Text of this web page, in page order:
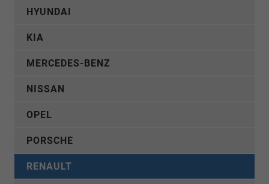
HYUNDAI
KIA
MERCEDES-BENZ
NISSAN
OPEL
PORSCHE
RENAULT